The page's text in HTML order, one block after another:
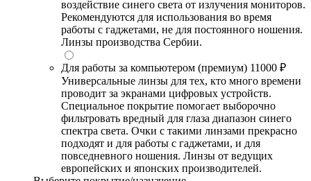
воздействие синего света от излучения мониторов.
Рекомендуются для использования во время
работы с гаджетами, не для постоянного ношения.
Линзы производства Сербии.
Для работы за компьютером (премиум) 11000 ₽
Универсальные линзы для тех, кто много времени
проводит за экранами цифровых устройств.
Специальное покрытие помогает выборочно
фильтровать вредный для глаза диапазон синего
спектра света. Очки с такими линзами прекрасно
подходят и для работы с гаджетами, и для
повседневного ношения. Линзы от ведущих
европейских и японских производителей.